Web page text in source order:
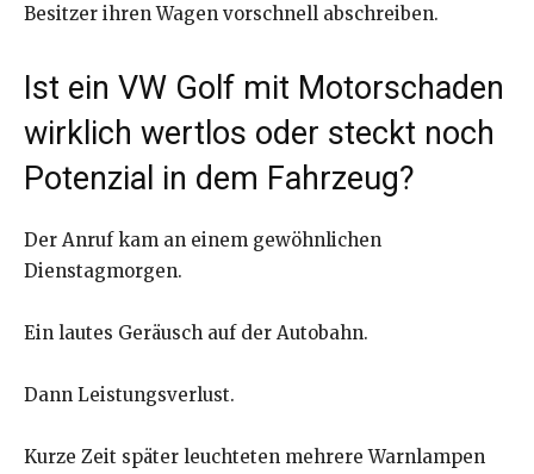
Besitzer ihren Wagen vorschnell abschreiben.
Ist ein VW Golf mit Motorschaden
wirklich wertlos oder steckt noch
Potenzial in dem Fahrzeug?
Der Anruf kam an einem gewöhnlichen
Dienstagmorgen.
Ein lautes Geräusch auf der Autobahn.
Dann Leistungsverlust.
Kurze Zeit später leuchteten mehrere Warnlampen